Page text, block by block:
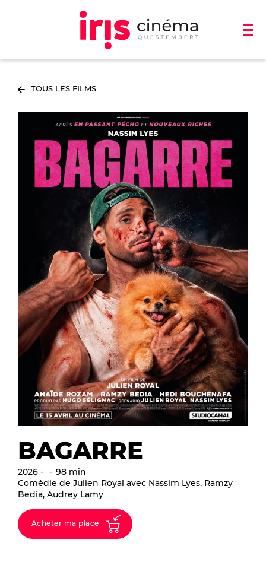
TOUS LES FILMS
BAGARRE
2026
98 min
Comédie de Julien Royal avec Nassim Lyes, Ramzy
Bedia, Audrey Lamy
Acheter ma place